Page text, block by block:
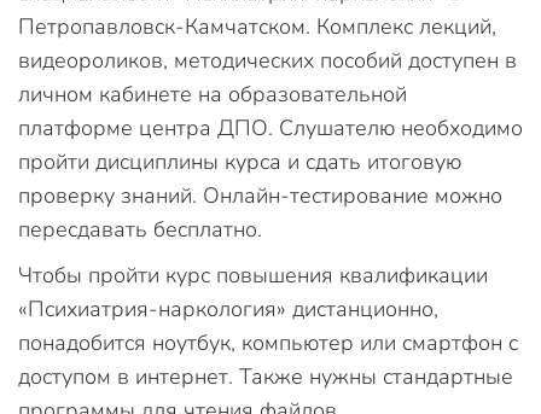
Петропавловск-Камчатском. Комплекс лекций,
видеороликов, методических пособий доступен в
личном кабинете на образовательной
платформе центра ДПО. Слушателю необходимо
пройти дисциплины курса и сдать итоговую
проверку знаний. Онлайн-тестирование можно
пересдавать бесплатно.
Чтобы пройти курс повышения квалификации
«Психиатрия-наркология» дистанционно,
понадобится ноутбук, компьютер или смартфон с
доступом в интернет. Также нужны стандартные